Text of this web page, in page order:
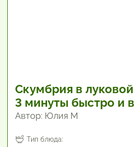
Скумбрия в
3 минуты быстро и
Автор: Юлия М
Тип блюда: